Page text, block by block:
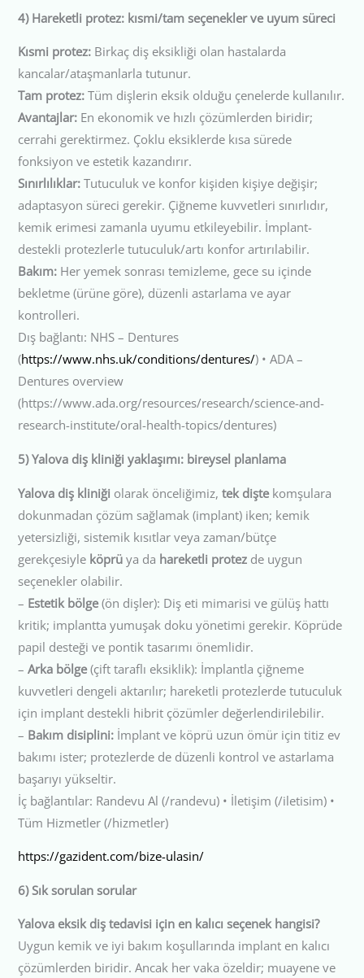
4) Hareketli protez: kısmi/tam seçenekler ve uyum süreci
Kısmi protez: Birkaç diş eksikliği olan hastalarda
kancalar/ataşmanlarla tutunur.
Tam protez: Tüm dişlerin eksik olduğu çenelerde kullanılır.
Avantajlar: En ekonomik ve hızlı çözümlerden biridir;
cerrahi gerektirmez. Çoklu eksiklerde kısa sürede
fonksiyon ve estetik kazandırır.
Sınırlılıklar: Tutuculuk ve konfor kişiden kişiye değişir;
adaptasyon süreci gerekir. Çiğneme kuvvetleri sınırlıdır,
kemik erimesi zamanla uyumu etkileyebilir. İmplant-
destekli protezlerle tutuculuk/artı konfor artırılabilir.
Bakım: Her yemek sonrası temizleme, gece su içinde
bekletme (ürüne göre), düzenli astarlama ve ayar
kontrolleri.
Dış bağlantı: NHS – Dentures
(https://www.nhs.uk/conditions/dentures/) • ADA –
Dentures overview
(https://www.ada.org/resources/research/science-and-
research-institute/oral-health-topics/dentures)
5) Yalova diş kliniği yaklaşımı: bireysel planlama
Yalova diş kliniği olarak önceliğimiz,tek diştekomşulara
dokunmadan çözüm sağlamak (implant) iken; kemik
yetersizliği, sistemik kısıtlar veya zaman/bütçe
gerekçesiyle köprü ya da hareketli protez de uygun
seçenekler olabilir.
– Estetik bölge(ön dişler): Diş eti mimarisi ve gülüş hattı
kritik; implantta yumuşak doku yönetimi gerekir. Köprüde
papil desteği ve pontik tasarımı önemlidir.
–Arka bölge(çift taraflı eksiklik): İmplantla çiğneme
kuvvetleri dengeli aktarılır; hareketli protezlerde tutuculuk
için implant destekli hibrit çözümler değerlendirilebilir.
– Bakım disiplini: İmplant ve köprü uzun ömür için titiz ev
bakımı ister; protezlerde de düzenli kontrol ve astarlama
başarıyı yükseltir.
İç bağlantılar: Randevu Al (/randevu) • İletişim (/iletisim) •
Tüm Hizmetler (/hizmetler)
https://gazident.com/bize-ulasin/
6) Sık sorulan sorular
Yalova eksik diş tedavisi için en kalıcı seçenek hangisi?
Uygun kemik ve iyi bakım koşullarında implant en kalıcı
çözümlerden biridir. Ancak her vaka özeldir; muayene ve